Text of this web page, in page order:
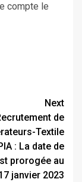
compte le
Next
de
Textile
: La date de
prorogée au
janvier 2023